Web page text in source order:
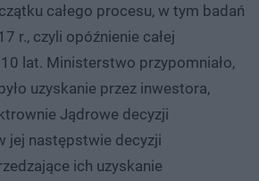
całego procesu, w tym badań
r., czyli opóźnienie całej
lat. Ministerstwo przypomniało,
uzyskanie przez inwestora,
Jądrowe decyzji
jej następstwie decyzji
ich uzyskanie